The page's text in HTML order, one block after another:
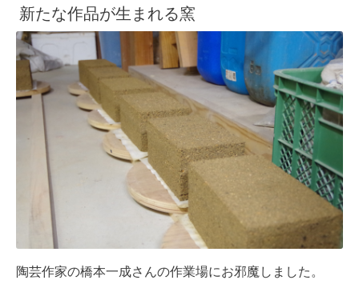
新たな作品が生まれる窯
陶芸作家の橋本一成さんの作業場にお邪魔しました。